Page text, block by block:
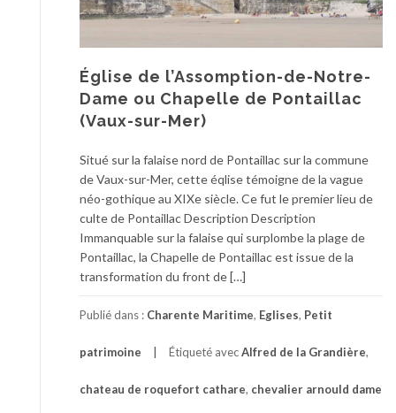
Église de l’Assomption-de-Notre-
Dame ou Chapelle de Pontaillac
(Vaux-sur-Mer)
Situé sur la falaise nord de Pontaillac sur la commune
de Vaux-sur-Mer, cette éqlise témoigne de la vague
néo-gothique au XIXe siècle. Ce fut le premier lieu de
culte de Pontaillac Description Description
Immanquable sur la falaise qui surplombe la plage de
Pontaillac, la Chapelle de Pontaillac est issue de la
transformation du front de […]
Publié dans : Charente Maritime, Eglises, Petit
patrimoine Étiqueté avecAlfred de la Grandière,
chateau de roquefort cathare, chevalier arnould dame